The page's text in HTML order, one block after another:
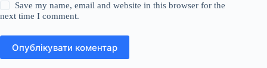
Save my name, email and website in this browser for the
next time I comment.
Опублікувати коментар